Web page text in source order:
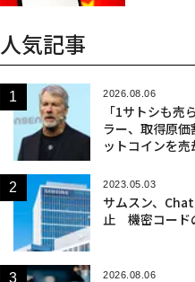
人気記事
2026.08.06
「1サトシも売
ラー、取得原
ットコインを売
2023.05.03
サムスン、
止 機密コード
2026.08.06